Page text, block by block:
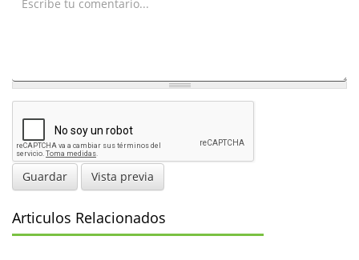
Guardar Vista previa
Articulos Relacionados